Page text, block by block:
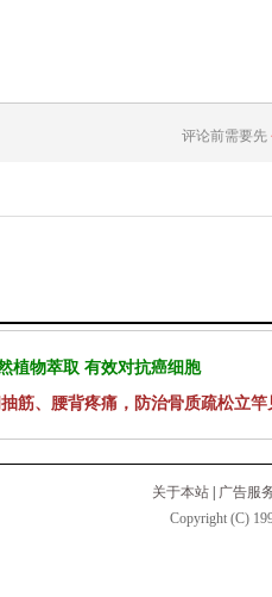
评论前需要先
植物萃取 有效对抗癌细胞
筋、腰背疼痛，防治骨质疏松立竿
关于本站
广告服
Copyright (C)